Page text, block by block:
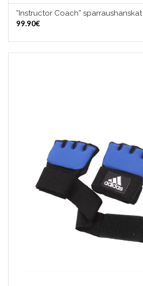
LISÄÄ OSTOSKORIIN
”Instructor Coach” sparraushanskat
99.90€